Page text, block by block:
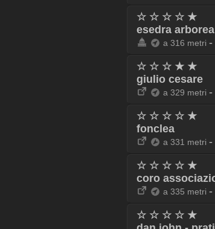
☆ ☆ ☆ ☆ ★
esedra
a 316 metri -
☆ ☆ ☆ ★ ★
giulio cesare
a 329 metri -
☆ ☆ ☆ ☆ ★
fonclea
a 331 metri -
☆ ☆ ☆ ☆ ★
coro
a 335 metri -
☆ ☆ ☆ ☆ ★